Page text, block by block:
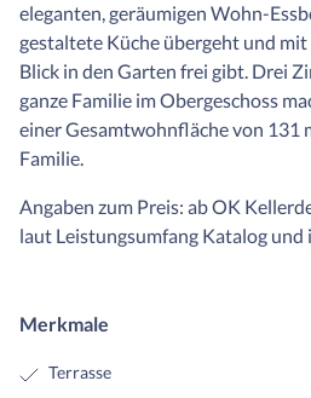
eleganten, geräumigen Wohn-
gestaltete Küche übergeht und
Blick in den Garten frei gibt. Drei
ganze Familie im Obergeschoss
einer Gesamtwohnfläche von 131
Familie.
Angaben zum Preis: ab OK
laut Leistungsumfang Katalog und
Merkmale
Terrasse